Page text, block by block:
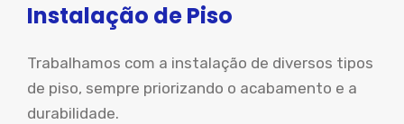
Instalação de Piso
Trabalhamos com a instalação de diversos tipos
de piso, sempre priorizando o acabamento e a
durabilidade.